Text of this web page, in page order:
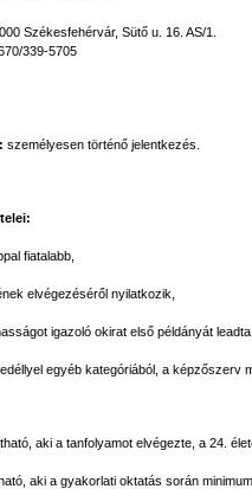
Székesfehérvár, Sütő u. 16. AS/1.
339-5705
személyesen történő jelentkezés.
fiatalabb,
elvégezéséről nyilatkozik,
igazoló okirat első példányát leadta,
egyéb kategóriából, a képzőszerv
aki a tanfolyamot elvégezte, a 24.
aki a gyakorlati oktatás során